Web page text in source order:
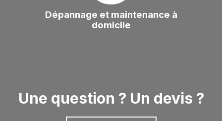
Dépannage et maintenance à
domicile
Une question ? Un devis ?